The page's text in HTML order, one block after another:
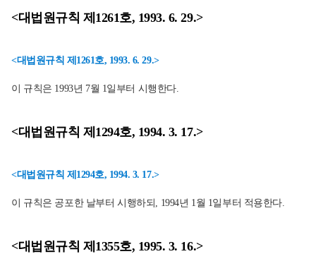
<대법원규칙 제1261호, 1993. 6. 29.>
<대법원규칙 제1261호, 1993. 6. 29.>
이 규칙은 1993년 7월 1일부터 시행한다.
<대법원규칙 제1294호, 1994. 3. 17.>
<대법원규칙 제1294호, 1994. 3. 17.>
이 규칙은 공포한 날부터 시행하되, 1994년 1월 1일부터 적용한다.
<대법원규칙 제1355호, 1995. 3. 16.>